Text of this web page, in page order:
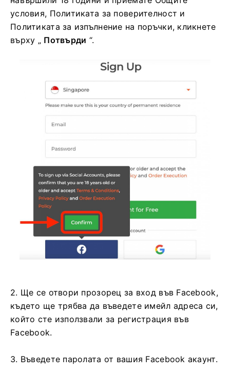
условия, Политиката за поверителност и
Политиката за изпълнение на поръчки, кликнете
върху „ Потвърди “.
2. Ще се отвори прозорец за вход във Facebook,
където ще трябва да въведете имейл адреса си,
който сте използвали за регистрация във
Facebook.
3. Въведете паролата от вашия Facebook акаунт.